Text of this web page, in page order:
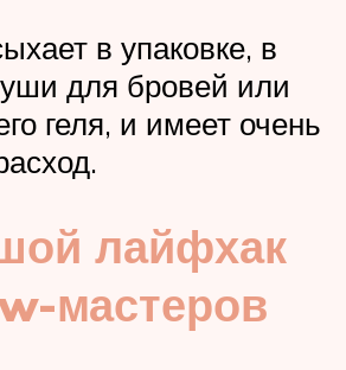
в упаковке, в
для бровей или
геля, и имеет очень
лайфхак
мастеров